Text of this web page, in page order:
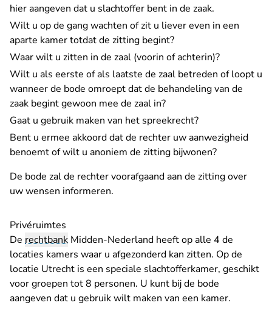
hier aangeven dat u slachtoffer bent in de zaak.
Wilt u op de gang wachten of zit u liever even in een
aparte kamer totdat de zitting begint?
Waar wilt u zitten in de zaal (voorin of achterin)?
Wilt u als eerste of als laatste de zaal betreden of loopt u
wanneer de bode omroept dat de behandeling van de
zaak begint gewoon mee de zaal in?
Gaat u gebruik maken van het spreekrecht?
Bent u ermee akkoord dat de rechter uw aanwezigheid
benoemt of wilt u anoniem de zitting bijwonen?
De bode zal de rechter voorafgaand aan de zitting over
uw wensen informeren.
Privéruimtes
De rechtbank Midden-Nederland heeft op alle 4 de
locaties kamers waar u afgezonderd kan zitten. Op de
locatie Utrecht is een speciale slachtofferkamer, geschikt
voor groepen tot 8 personen. U kunt bij de bode
aangeven dat u gebruik wilt maken van een kamer.